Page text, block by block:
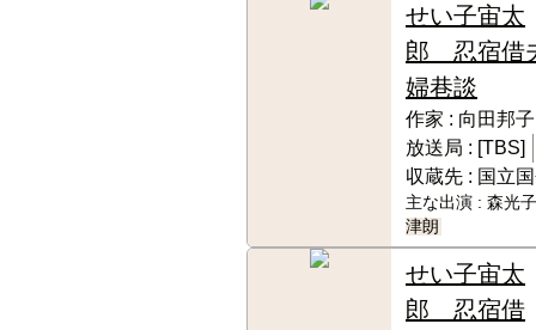
せい子宙太
郎 忍宿借
婦巷談
作家 : 向田邦子
放送局 : [TBS]
収蔵先 : 国立
主な出演 : 森光
津朗
せい子宙太
郎 忍宿借